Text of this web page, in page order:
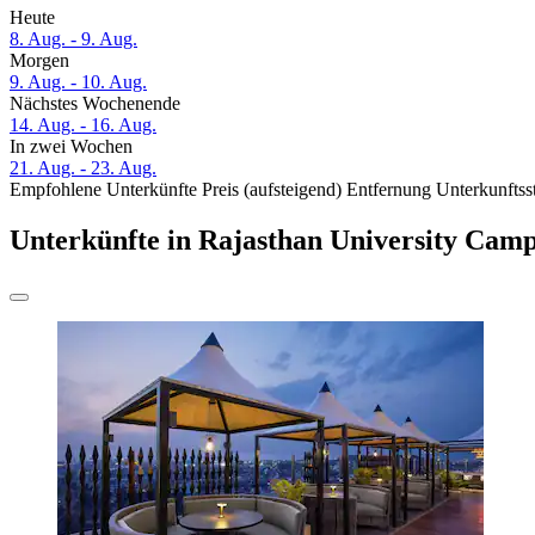
Heute
8. Aug. - 9. Aug.
Morgen
9. Aug. - 10. Aug.
Nächstes Wochenende
14. Aug. - 16. Aug.
In zwei Wochen
21. Aug. - 23. Aug.
Empfohlene Unterkünfte Preis (aufsteigend) Entfernung
Unterkünfte in Rajasthan University